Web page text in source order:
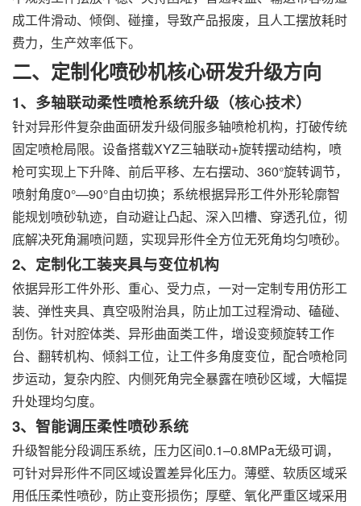
成工件滑动、倾倒、碰撞，导致产品报废，且人工摆放耗时
费力，生产效率低下。
二、定制化喷砂机核心研发升级方向
1、多轴联动柔性喷枪系统升级（核心技术）
针对异形件复杂曲面研发升级伺服多轴喷枪机构，打破传统
固定喷枪局限。设备搭载XYZ三轴联动+旋转摆动结构，喷
枪可实现上下升降、前后平移、左右摆动、360°旋转调节，
喷射角度0°—90°自由切换；系统根据异形工件外形轮廓智
能规划喷砂轨迹，自动避让凸起、深入凹槽、穿透孔位，彻
底解决死角漏喷问题，实现异形件全方位无死角均匀喷砂。
2、定制化工装夹具与变位机构
依据异形工件外形、重心、受力点，一对一定制专用仿形工
装、弹性夹具、真空吸附治具，防止加工过程滑动、磕碰、
刮伤。针对腔体类、异形曲面类工件，增设变频旋转工作
台、翻转机构、倾斜工位，让工件多角度变位，配合喷枪同
步运动，复杂内腔、内侧死角完全暴露在喷砂区域，大幅提
升处理均匀度。
3、智能调压柔性喷砂系统
升级智能分段调压系统，压力区间0.1–0.8MPa无级可调，
可针对异形件不同区域设置差异化压力。薄壁、软质区域采
用低压柔性喷砂，防止变形损伤；厚壁、氧化严重区域采用